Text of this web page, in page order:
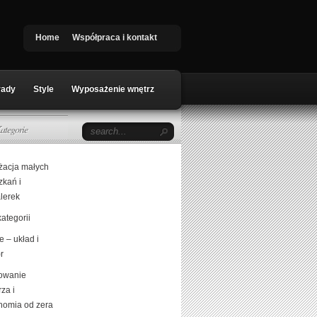
Home Współpraca i kontakt
Style Wyposażenie wnętrz
małych
i
– układ i
i
od zera